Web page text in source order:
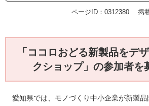
ページID：0312380 掲
「 ココロおどる新製品をデ
クショップ」の参加者を
愛知県では、モノづくり中小企業が新製品